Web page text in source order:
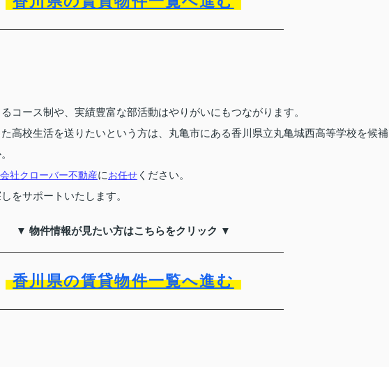
コース制や、実績豊富な部活動はやりがいにもつながります。
高校生活を送りたいという方は、丸亀市にある香川県立丸亀城西高等学校を候補
社クローバー不動産にお任せ ください。
をサポートいたします。
▼ 物件情報が見たい方はこちらをクリック ▼
香川県の賃貸物件一覧へ進む